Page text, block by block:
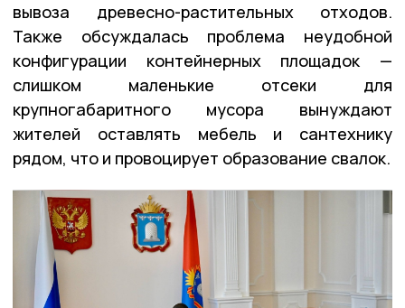
вывоза древесно-растительных отходов.
Также обсуждалась проблема неудобной
конфигурации контейнерных площадок —
слишком маленькие отсеки для
крупногабаритного мусора вынуждают
жителей оставлять мебель и сантехнику
рядом, что и провоцирует образование свалок.